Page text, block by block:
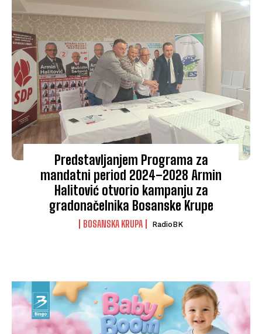
Predstavljanjem Programa za
mandatni period 2024–2028 Armin
Halitović otvorio kampanju za
gradonačelnika Bosanske Krupe
BOSANSKA KRUPA RadioBK